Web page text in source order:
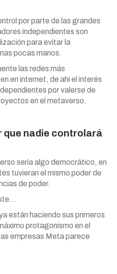
por parte de las grandes
independientes son
para evitar la
pocas manos.
las redes más
en internet, de ahí el interés
por valerse de
en el metaverso.
que nadie controlará
sería algo democrático, en
tuvieran el mismo poder de
de poder.
están haciendo sus primeros
protagonismo en el
empresas Meta parece